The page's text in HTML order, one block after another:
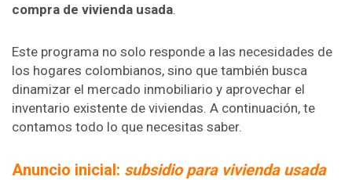
compra de vivienda usada.
Este programa no solo responde a las necesidades de
los hogares colombianos, sino que también busca
dinamizar el mercado inmobiliario y aprovechar el
inventario existente de viviendas. A continuación, te
contamos todo lo que necesitas saber.
Anuncio inicial: subsidio para vivienda usada